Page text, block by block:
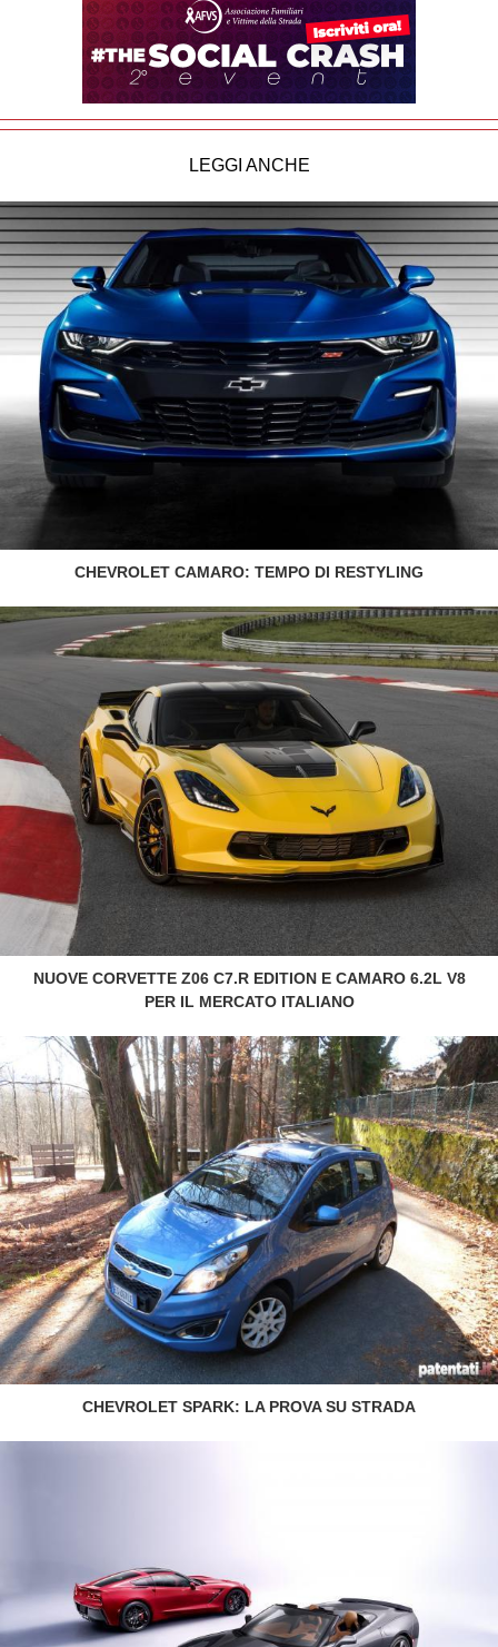
LEGGI ANCHE
CHEVROLET CAMARO: TEMPO DI RESTYLING
NUOVE CORVETTE Z06 C7.R EDITION E CAMARO 6.2L V8
PER IL MERCATO ITALIANO
CHEVROLET SPARK: LA PROVA SU STRADA